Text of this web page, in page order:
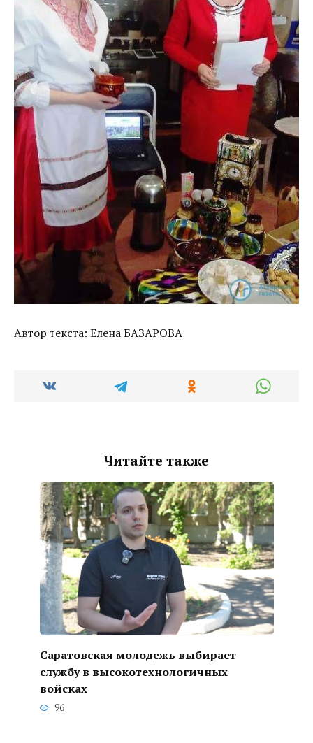
Автор текста: Елена БАЗАРОВА
Читайте также
Саратовская молодежь выбирает
службу в высокотехнологичных
войсках
96